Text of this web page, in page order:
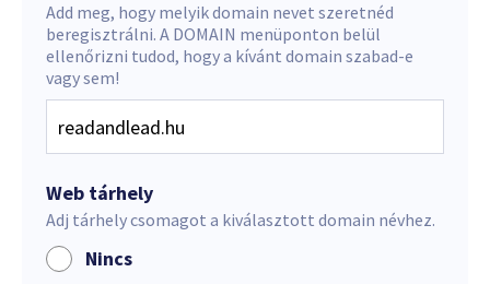
Add meg, hogy melyik domain nevet szeretnéd
beregisztrálni. A DOMAIN menüponton belül
ellenőrizni tudod, hogy a kívánt domain szabad-e
vagy sem!
Web tárhely
Adj tárhely csomagot a kiválasztott domain névhez.
Nincs